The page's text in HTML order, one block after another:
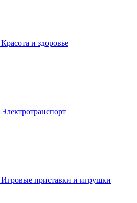
Красота и здоровье
Электротранспорт
Игровые приставки и игрушки